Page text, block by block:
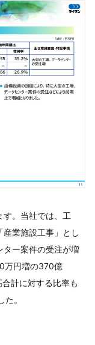
す。当社では、工
業施設工事」とし
ター案件の受注が増
万円増の370億
計に対する比率も
。